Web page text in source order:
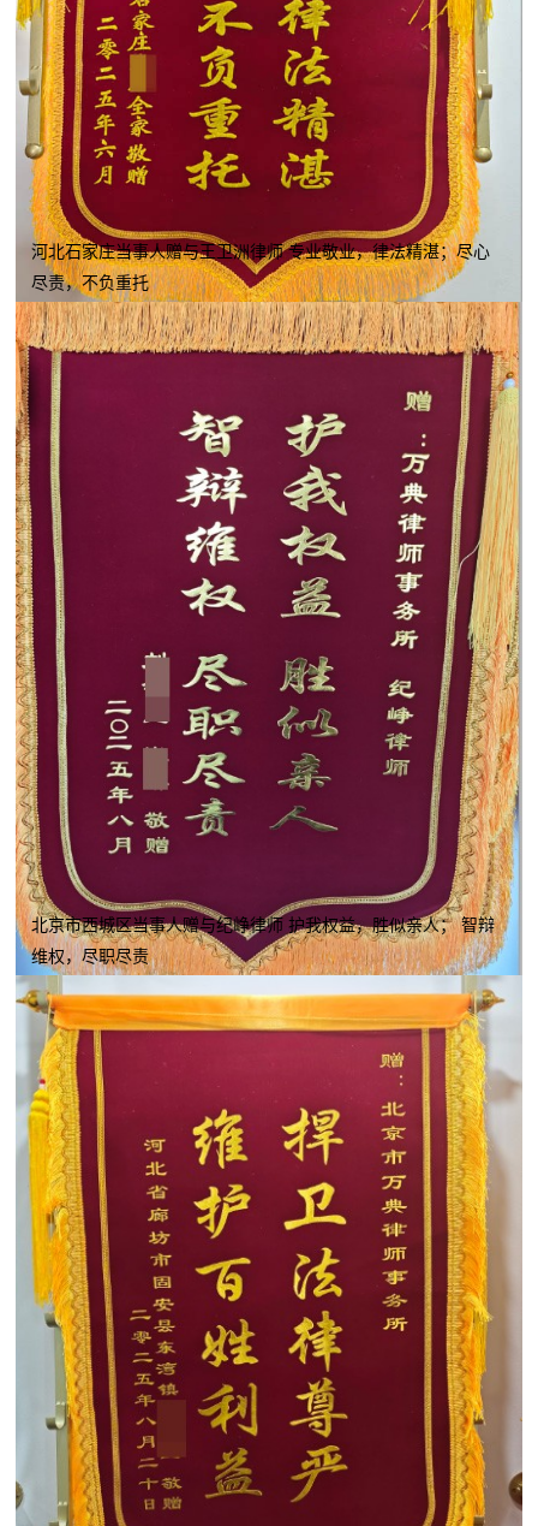
河北石家庄当事人赠与王卫洲律师 专业敬业，律法精湛；尽心
尽责，不负重托
北京市西城区当事人赠与纪峥律师 护我权益，胜似亲人； 智辩
维权，尽职尽责